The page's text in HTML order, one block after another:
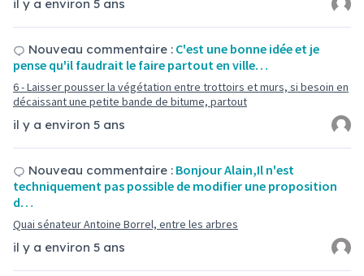
il y a environ 5 ans
il y a environ 5 ans
Nouveau commentaire : C'est une bonne idée et je
pense qu'il faudrait le faire partout en ville…
6 - Laisser pousser la végétation entre trottoirs et murs, si besoin en
décaissant une petite bande de bitume, partout
il y a environ 5 ans
Nouveau commentaire : Bonjour Alain,Il n'est
techniquement pas possible de modifier une proposition
d…
Quai sénateur Antoine Borrel, entre les arbres